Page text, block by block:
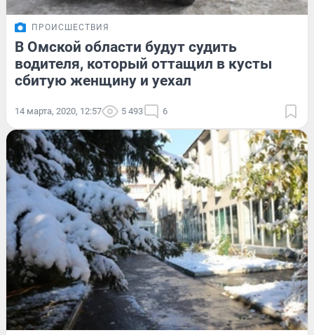
ПРОИСШЕСТВИЯ
В Омской области будут судить
водителя, который оттащил в кусты
сбитую женщину и уехал
14 марта, 2020, 12:57 5 493 6